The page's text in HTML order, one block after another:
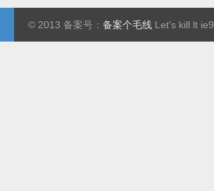
© 2013 备案号： 备案个毛线 Let's kill lt ie9